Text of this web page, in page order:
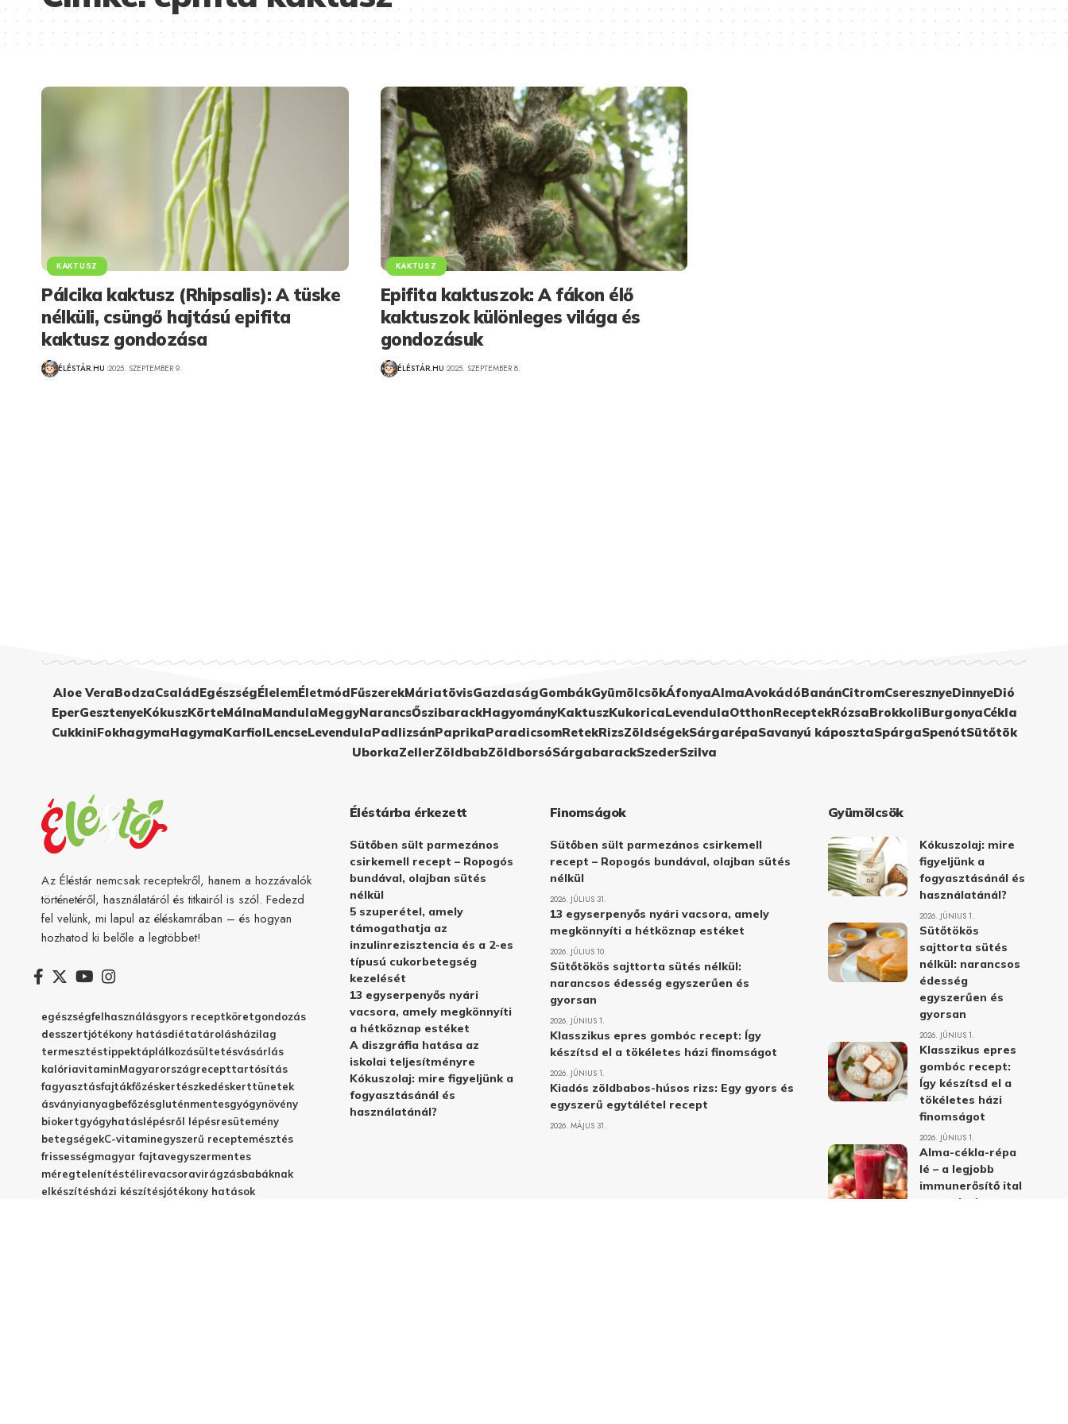
KAKTUSZ
Pálcika kaktusz (Rhipsalis): A tüske
nélküli, csüngő hajtású epifita
kaktusz gondozása
ÉLÉSTÁR.HU 2025. SZEPTEMBER 9.
KAKTUSZ
Epifita kaktuszok: A fákon élő
kaktuszok különleges világa és
gondozásuk
ÉLÉSTÁR.HU 2025. SZEPTEMBER 8.
Aloe VeraBodzaCsaládEgészségÉlelemÉletmódFűszerekMáriatövisGazdaságGombákGyümölcsökÁfonyaAlmaAvokádóBanánCitromCseresznyeDinnyeDió
EperGesztenyeKókuszKörteMálnaMandulaMeggyNarancsŐszibarackHagyományKaktuszKukoricaLevendulaOtthonReceptekRózsaBrokkoliBurgonyaCékla
CukkiniFokhagymaHagymaKarfiolLencseLevendulaPadlizsánPaprikaParadicsomRetekRizsZöldségekSárgarépaSavanyú káposztaSpárgaSpenótSütőtök
UborkaZellerZöldbabZöldborsóSárgabarackSzederSzilva
Az Éléstár nemcsak receptekről, hanem a hozzávalók
történetéről, használatáról és titkairól is szól. Fedezd
fel velünk, mi lapul az éléskamrában – és hogyan
hozhatod ki belőle a legtöbbet!
egészségfelhasználásgyors receptköretgondozás
desszertjótékony hatásdiétatárolásházilag
termesztéstippektáplálkozásültetésvásárlás
kalóriavitaminMagyarországrecepttartósítás
fagyasztásfajtákfőzéskertészkedéskerttünetek
ásványianyagbefőzésgluténmentesgyógynövény
biokertgyógyhatáslépésről lépésresütemény
betegségekC-vitaminegyszerű receptemésztés
frissességmagyar fajtavegyszermentes
méregtelenítéstélirevacsoravirágzásbabáknak
elkészítésházi készítésjótékony hatások
Éléstárba érkezett
Sütőben sült parmezános
csirkemell recept – Ropogós
bundával, olajban sütés
nélkül
5 szuperétel, amely
támogathatja az
inzulinrezisztencia és a 2-es
típusú cukorbetegség
kezelését
13 egyserpenyős nyári
vacsora, amely megkönnyíti
a hétköznap estéket
A diszgráfia hatása az
iskolai teljesítményre
Kókuszolaj: mire figyeljünk a
fogyasztásánál és
használatánál?
Finomságok
Sütőben sült parmezános csirkemell
recept – Ropogós bundával, olajban sütés
nélkül
2026. JÚLIUS 31.
13 egyserpenyős nyári vacsora, amely
megkönnyíti a hétköznap estéket
2026. JÚLIUS 10.
Sütőtökös sajttorta sütés nélkül:
narancsos édesség egyszerűen és
gyorsan
2026. JÚNIUS 1.
Klasszikus epres gombóc recept: Így
készítsd el a tökéletes házi finomságot
2026. JÚNIUS 1.
Kiadós zöldbabos-húsos rizs: Egy gyors és
egyszerű egytálétel recept
2026. MÁJUS 31.
Gyümölcsök
Kókuszolaj: mire
figyeljünk a
fogyasztásánál és
használatánál?
2026. JÚNIUS 1.
Sütőtökös
sajttorta sütés
nélkül: narancsos
édesség
egyszerűen és
gyorsan
2026. JÚNIUS 1.
Klasszikus epres
gombóc recept:
Így készítsd el a
tökéletes házi
finomságot
2026. JÚNIUS 1.
Alma-cékla-répa
lé – a legjobb
immunerősítő ital
receptje és